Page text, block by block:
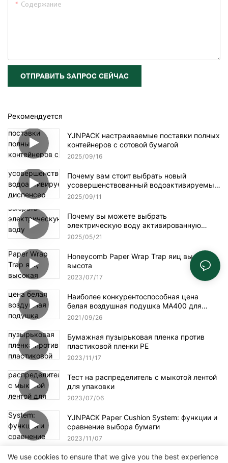
Содержание
ОТПРАВИТЬ ЗАПРОС СЕЙЧАС
Рекомендуется
YJNPACK настраиваемые поставки полных
контейнеров с сотовой бумагой
2025 09 16
Почему вам стоит выбрать новый
усовершенствованный водоактивируемый
диспенсер для клейкой ленты NT-AT 3.0?
2025 09 11
Почему вы можете выбрать
электрическую воду активированную
ленточную дозатор?
2025 05 21
Honeycomb Paper Wrap Trap яиц высокая
высота
2023 07 17
Наиболее конкурентоспособная цена
белая воздушная подушка MA400 для
упаковки
2021 09 26
Бумажная пузырьковая пленка против
пластиковой пленки PE
2023 11 17
Тест на распределитель с мыкотой лентой
для упаковки
2023 07 06
YJNPACK Paper Cushion System: функции и
сравнение выбора бумаги
2023 11 07
We use cookies to ensure that we give you the best experience